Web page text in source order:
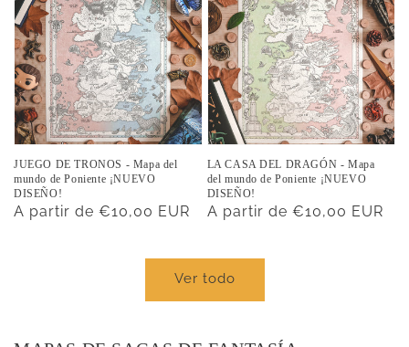
JUEGO DE TRONOS - Mapa del
mundo de Poniente ¡NUEVO
DISEÑO!
Precio
A partir de €10,00 EUR
LA CASA DEL DRAGÓN - Mapa
del mundo de Poniente ¡NUEVO
DISEÑO!
Precio
A partir de €10,00 EUR
Ver todo